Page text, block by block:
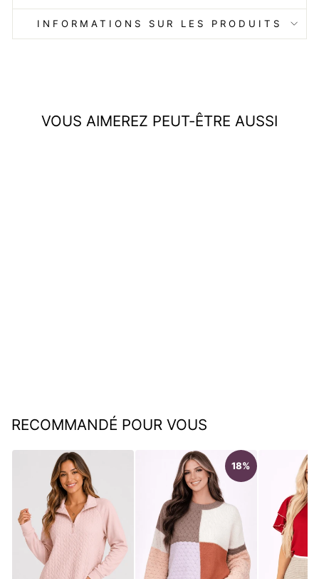
INFORMATIONS SUR LES PRODUITS
VOUS AIMEREZ PEUT-ÊTRE AUSSI
RECOMMANDÉ POUR VOUS
18%